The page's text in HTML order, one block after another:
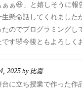
ぁ😆」と嬉しそうに報
懸命話してくれました
のでプログラミングし
です🤣今後ともよろし
2025 by 比嘉
に立ち授業で作った作